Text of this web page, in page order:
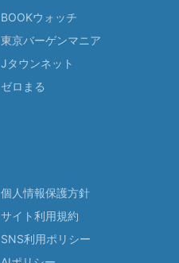
BOOKウォッチ
東京バーゲンマニア
Jタウンネット
ゼロまる
個人情報保護方針
サイト利用規約
SNS利用ポリシー